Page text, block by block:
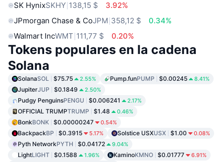
SK HynixSKHY 138,15 $
3.92%
JPmorgan Chase & CoJPM 358,12 $
0.34%
Walmart IncWMT 111,77 $ 0.20%
Tokens populares en la cadena
Solana
SolanaSOL $75.75 2.55% Pump.funPUMP $0.00245 8.41%
JupiterJUP $0.1849 2.50%
Pudgy PenguinsPENGU $0.006241 2.17%
OFFICIAL TRUMPTRUMP $1.48 0.46%
BonkBONK $0.00000247 0.54%
BackpackBP $0.3915 5.17% Solstice USXUSX $1.00 0.08%
Pyth NetworkPYTH $0.04172 9.04%
LightLIGHT $0.1588 1.96% KaminoKMNO $0.01777 6.91%